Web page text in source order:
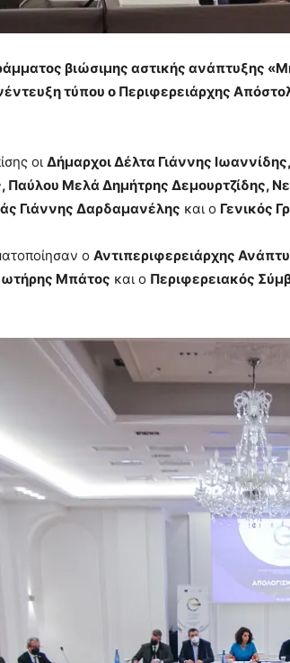
βιώσιμης αστικής ανάπτυξης
τύπου ο Περιφερειάρχης
οι Δήμαρχοι Δέλτα Γιάννης
Μελά Δημήτρης Δεμουρτζίδης,
Γιάννης Δαρδαμανέλης και ο Γενικός
ο Αντιπεριφερειάρχης
Μπάτος και ο Περιφερειακός